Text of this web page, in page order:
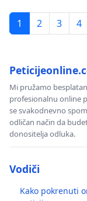
1 2 3 4
Mi pružamo
profesionalnu online
se svakodnevno
odličan način da
donositelja odluka.
Vodiči
Kako pokrenuti